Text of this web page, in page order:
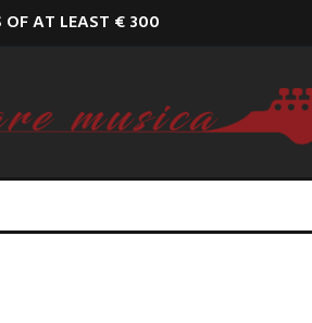
OF AT LEAST € 300